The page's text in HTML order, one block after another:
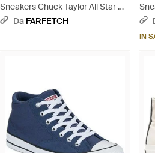
Sneakers Chuck Taylor All Star Hi
X Space Jam - Blu
Da FARFETCH
IN